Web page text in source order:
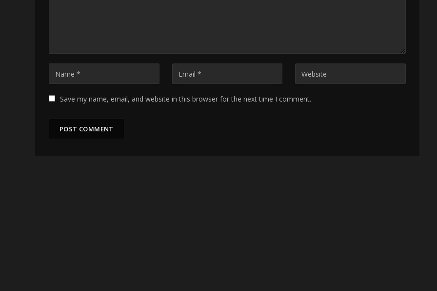
Save my name, email, and website in this browser for the next time I comment.